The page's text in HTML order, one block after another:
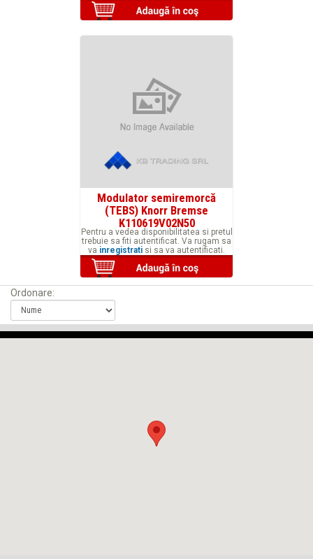
Modulator semiremorcă
(TEBS) Knorr Bremse
K110619V02N50
Pentru a vedea disponibilitatea si pretul
trebuie sa fiti autentificat. Va rugam sa
va inregistrati si sa va autentificati.
Ordonare: